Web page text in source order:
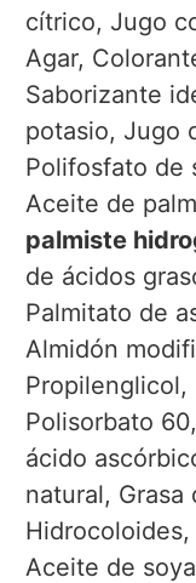
cítrico, Jugo
Agar,
Saborizante
potasio, Jugo
Polifosfato de
Aceite de
palmiste
de ácidos
Palmitato de
Almidón
Propilenglicol,
Polisorbato
ácido
natural, Grasa
Aceite de